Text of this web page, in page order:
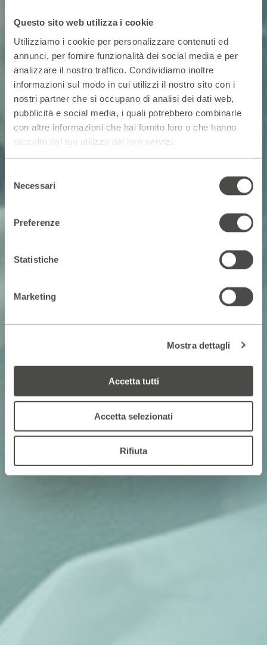
Questo sito web utilizza i cookie
Utilizziamo i cookie per personalizzare contenuti ed
annunci, per fornire funzionalità dei social media e per
analizzare il nostro traffico. Condividiamo inoltre
informazioni sul modo in cui utilizzi il nostro sito con i
nostri partner che si occupano di analisi dei dati web,
pubblicità e social media, i quali potrebbero combinarle
con altre informazioni che hai fornito loro o che hanno
raccolto dal tuo utilizzo dei loro servizi.
delNecessari
Preferenze
Statistiche
Marketing
Mostra dettagli
Accetta tutti
Accetta selezionati
Rifiuta